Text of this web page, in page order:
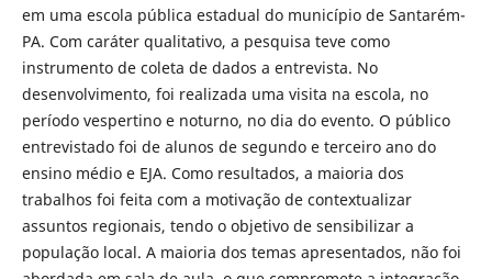
em uma escola pública estadual do município de Santarém-
PA. Com caráter qualitativo, a pesquisa teve como
instrumento de coleta de dados a entrevista. No
desenvolvimento, foi realizada uma visita na escola, no
período vespertino e noturno, no dia do evento. O público
entrevistado foi de alunos de segundo e terceiro ano do
ensino médio e EJA. Como resultados, a maioria dos
trabalhos foi feita com a motivação de contextualizar
assuntos regionais, tendo o objetivo de sensibilizar a
população local. A maioria dos temas apresentados, não foi